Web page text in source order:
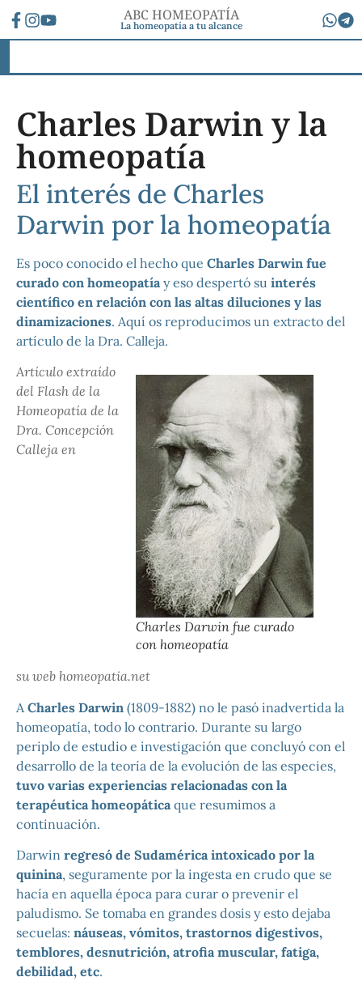
ABC HOMEOPATÍA
La homeopatía a tu alcance
Charles Darwin y la
homeopatía
El interés de Charles
Darwin por la homeopatía
Es poco conocido el hecho que Charles Darwin fue
curado con homeopatíay eso despertó su interés
científico en relación con las altas diluciones y las
dinamizaciones. Aquí os reproducimos un extracto del
artículo de la Dra. Calleja.
Charles Darwin fue curado
con homeopatía
Artículo extraído
del Flash de la
Homeopatía de la
Dra. Concepción
Calleja en
su web homeopatia.net
A Charles Darwin (1809-1882) no le pasó inadvertida la
homeopatía, todo lo contrario. Durante su largo
periplo de estudio e investigación que concluyó con el
desarrollo de la teoría de la evolución de las especies,
tuvo varias experiencias relacionadas con la
terapéutica homeopática que resumimos a
continuación.
Darwin regresó de Sudamérica intoxicado por la
quinina, seguramente por la ingesta en crudo que se
hacía en aquella época para curar o prevenir el
paludismo. Se tomaba en grandes dosis y esto dejaba
secuelas: náuseas, vómitos, trastornos digestivos,
temblores, desnutrición, atrofia muscular, fatiga,
debilidad, etc.